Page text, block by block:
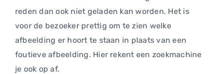
reden dan ook niet geladen kan worden. Het is
voor de bezoeker prettig om te zien welke
afbeelding er hoort te staan in plaats van een
foutieve afbeelding. Hier rekent een zoekmachine
je ook op af.